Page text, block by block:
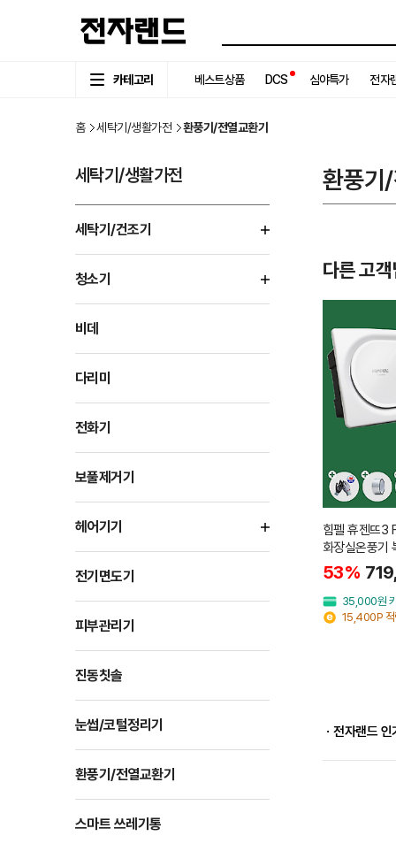
카테고리 베스트상품 DCS 심야특가 전자
홈 세탁기/생활가전 환풍기/전열교환기
세탁기/생활가전
세탁기/건조기
청소기
비데
다리미
전화기
보풀제거기
헤어기기
전기면도기
피부관리기
진동칫솔
눈썹/코털정리기
환풍기/전열교환기
스마트 쓰레기통
환풍기
다른 고
힘펠 휴젠뜨3
화장실온풍기
새차단 자가설
53%
35,000원
15,400P 적
ㆍ전자랜드 인